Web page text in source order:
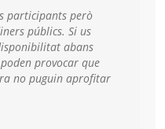
participants però
públics. Si us
abans
provocar que
no puguin aprofitar